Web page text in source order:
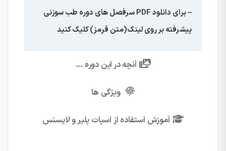
– برای دانلود PDF سرفصل های دوره طب سوزنی
پیشرفته بر روی لینک(متن قرمز) کلیک کنید
آنچه در این دوره ...
ویژگی ها
آموزش استفاده از اسپات پلیر و لایسنس